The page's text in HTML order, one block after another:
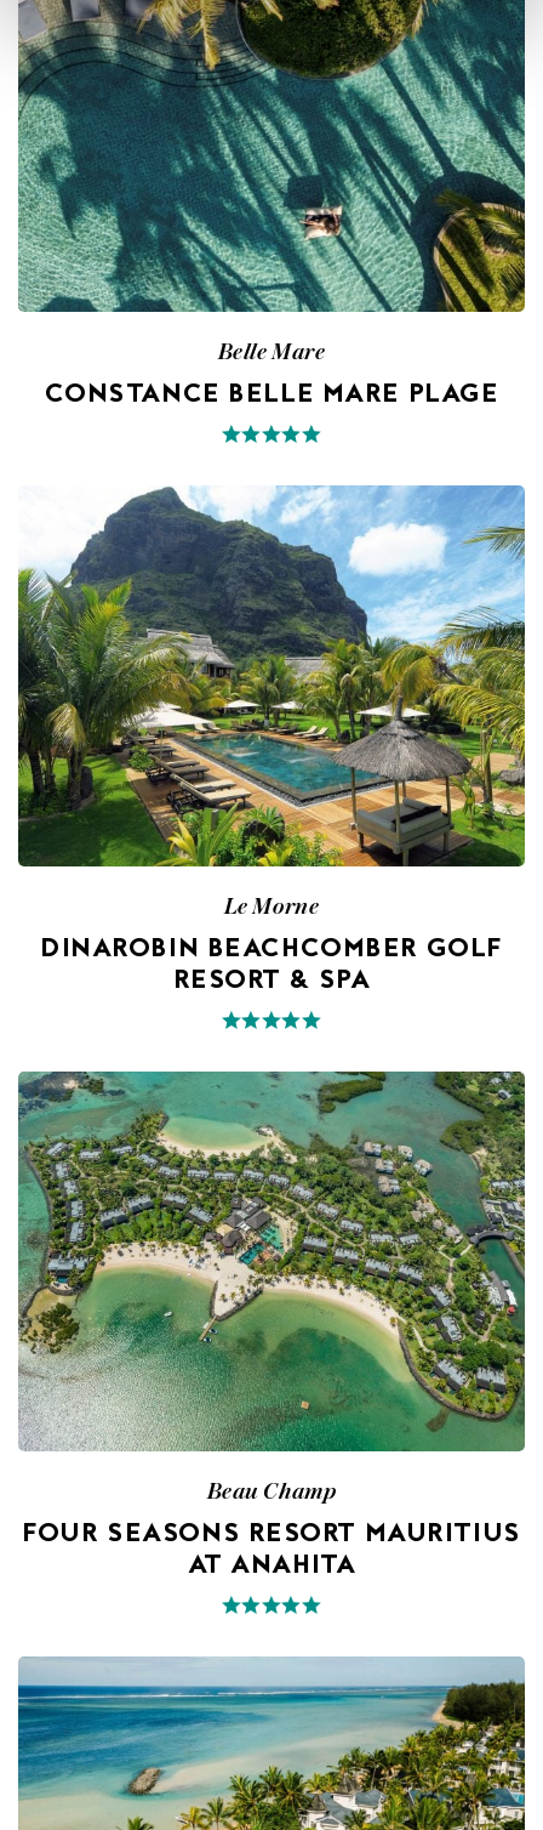
Belle Mare
CONSTANCE BELLE MARE PLAGE
Le Morne
DINAROBIN BEACHCOMBER GOLF
RESORT & SPA
Beau Champ
FOUR SEASONS RESORT MAURITIUS
AT ANAHITA